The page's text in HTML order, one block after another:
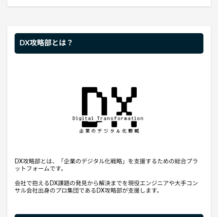
DX攻略部とは？
DX攻略部とは、「企業のデジタル化戦略」を支援するための総合プラ
ットフォームです。
会社で抱えるDX課題の発見から解決までを現役エンジニアや大手コン
サル会社出身のプロ集団であるDX攻略部が支援します。